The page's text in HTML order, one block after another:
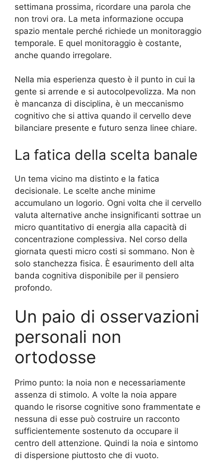
settimana prossima, ricordare una parola che
non trovi ora. La meta informazione occupa
spazio mentale perché richiede un monitoraggio
temporale. E quel monitoraggio è costante,
anche quando irregolare.
Nella mia esperienza questo è il punto in cui la
gente si arrende e si autocolpevolizza. Ma non
è mancanza di disciplina, è un meccanismo
cognitivo che si attiva quando il cervello deve
bilanciare presente e futuro senza linee chiare.
La fatica della scelta banale
Un tema vicino ma distinto e la fatica
decisionale. Le scelte anche minime
accumulano un logorio. Ogni volta che il cervello
valuta alternative anche insignificanti sottrae un
micro quantitativo di energia alla capacità di
concentrazione complessiva. Nel corso della
giornata questi micro costi si sommano. Non è
solo stanchezza fisica. È esaurimento dell alta
banda cognitiva disponibile per il pensiero
profondo.
Un paio di osservazioni
personali non
ortodosse
Primo punto: la noia non e necessariamente
assenza di stimolo. A volte la noia appare
quando le risorse cognitive sono frammentate e
nessuna di esse può costruire un racconto
sufficientemente sostenuto da occupare il
centro dell attenzione. Quindi la noia e sintomo
di dispersione piuttosto che di vuoto.